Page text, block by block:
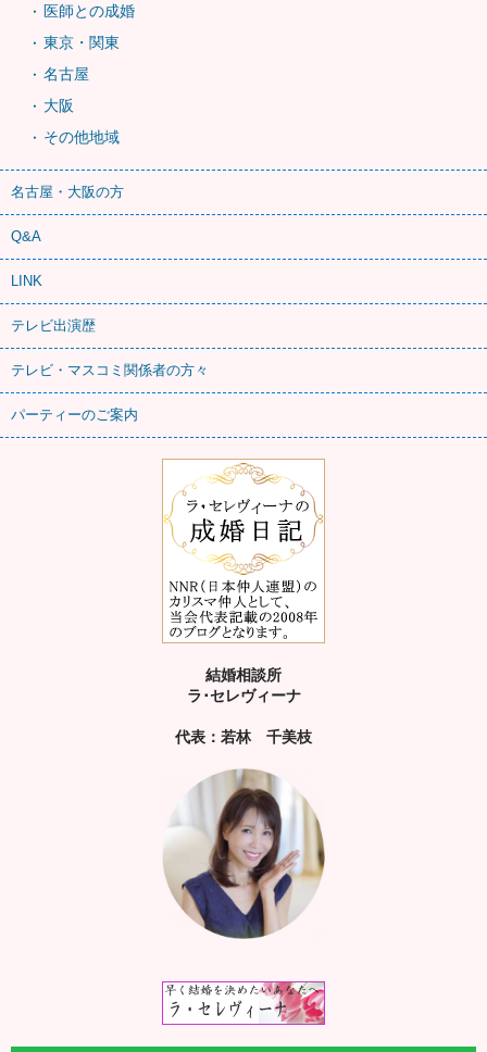
医師との成婚
東京・関東
名古屋
大阪
その他地域
名古屋・大阪の方
Q&A
LINK
テレビ出演歴
テレビ・マスコミ関係者の方々
パーティーのご案内
結婚相談所
ラ･セレヴィーナ
代表：若林 千美枝